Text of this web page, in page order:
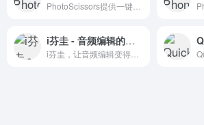
i芬圭 - 音频编辑的智能助手